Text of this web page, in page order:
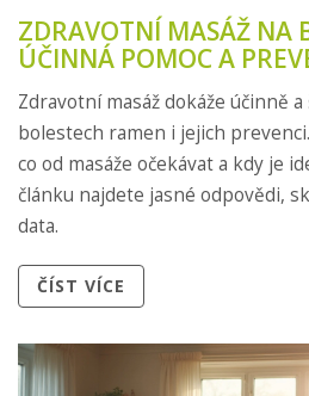
ZDRAVOTNÍ MASÁŽ NA
ÚČINNÁ POMOC A
Zdravotní masáž dokáže účinně
bolestech ramen i jejich
co od masáže očekávat a kdy je
článku najdete jasné odpovědi,
data.
ČÍST VÍCE